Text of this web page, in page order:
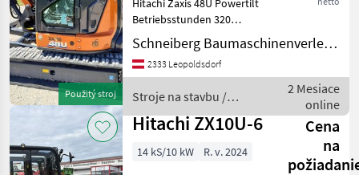
Použitý stroj
Hitachi Zaxis 48U Powertilt
Betriebsstunden 320
Baujahr 2021 Zubehör
Grabenschaufel Schaufel
30/600 Siebschaufel
Ersatzkett
Schneiberg Baumaschinenverleih GmbH
2333 Leopoldsdorf
Stroje na stavbu /
Hitachi
2 Mesiace
online
Hitachi ZX10U-6
Cena
na
14 kS/10 kW R. v. 2024